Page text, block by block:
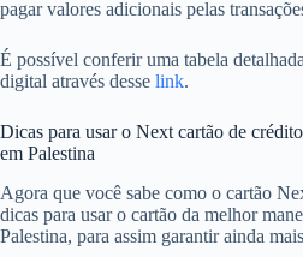
pagar valores adicionais pelas
É possível conferir uma tabela
digital através desse link.
Dicas para usar o Next cartão de
em Palestina
Agora que você sabe como o cartão
dicas para usar o cartão da melhor
Palestina, para assim garantir ainda